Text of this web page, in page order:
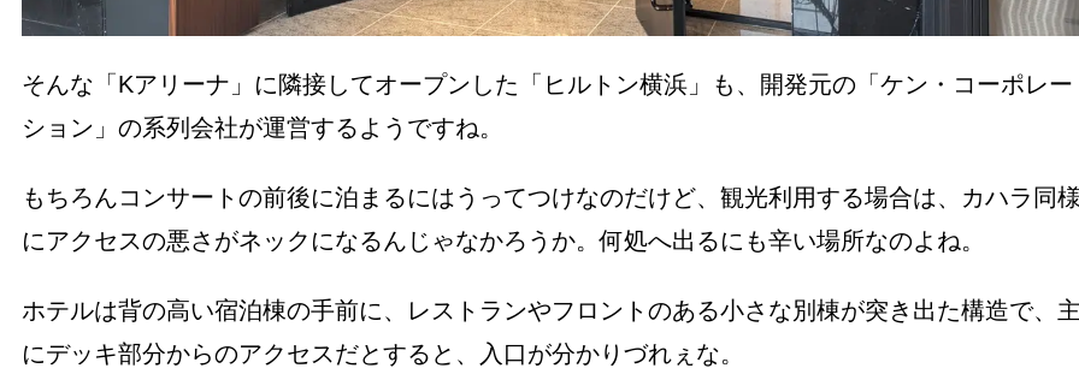
そんな「Kアリーナ」に隣接してオープンした「ヒルトン横浜」も、開発元の「ケン・コーポレー
ション」の系列会社が運営するようですね。
もちろんコンサートの前後に泊まるにはうってつけなのだけど、観光利用する場合は、カハラ同
にアクセスの悪さがネックになるんじゃなかろうか。何処へ出るにも辛い場所なのよね。
ホテルは背の高い宿泊棟の手前に、レストランやフロントのある小さな別棟が突き出た構造で、
にデッキ部分からのアクセスだとすると、入口が分かりづれぇな。